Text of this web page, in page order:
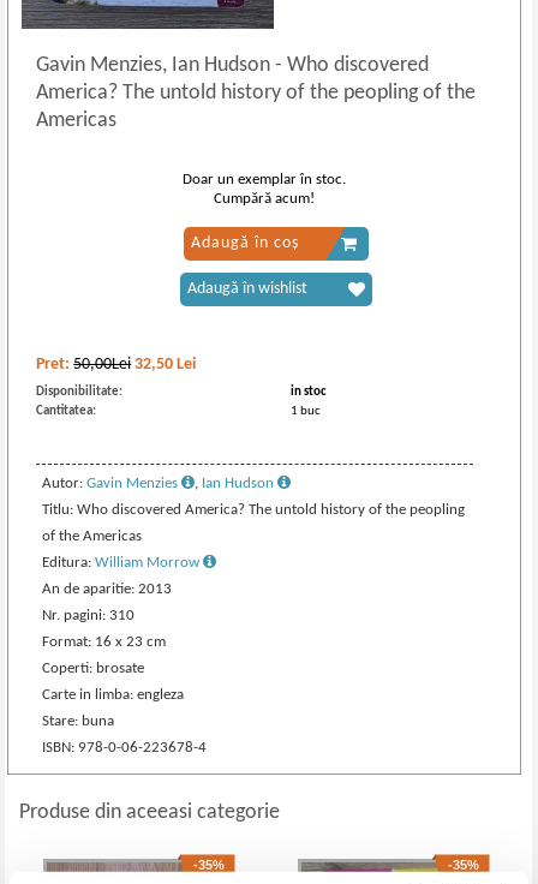
Gavin Menzies, Ian Hudson- Who discovered
America? The untold history of the peopling of the
Americas
Pret:50,00Lei 32,50 Lei
Disponibilitate:
in stoc
Cantitatea:
1 buc
Autor:Gavin Menzies , Ian Hudson
Titlu: Who discovered America? The untold history of the peopling
of the Americas
Editura:William Morrow
An de aparitie: 2013
Nr. pagini: 310
Format: 16 x 23 cm
Coperti: brosate
Carte in limba: engleza
Stare: buna
ISBN: 978-0-06-223678-4
Doar un exemplar în stoc.
Cumpără acum!
Adaugă în coș
Adaugă în wishlist
Produse din aceeasi categorie
-35% -35%